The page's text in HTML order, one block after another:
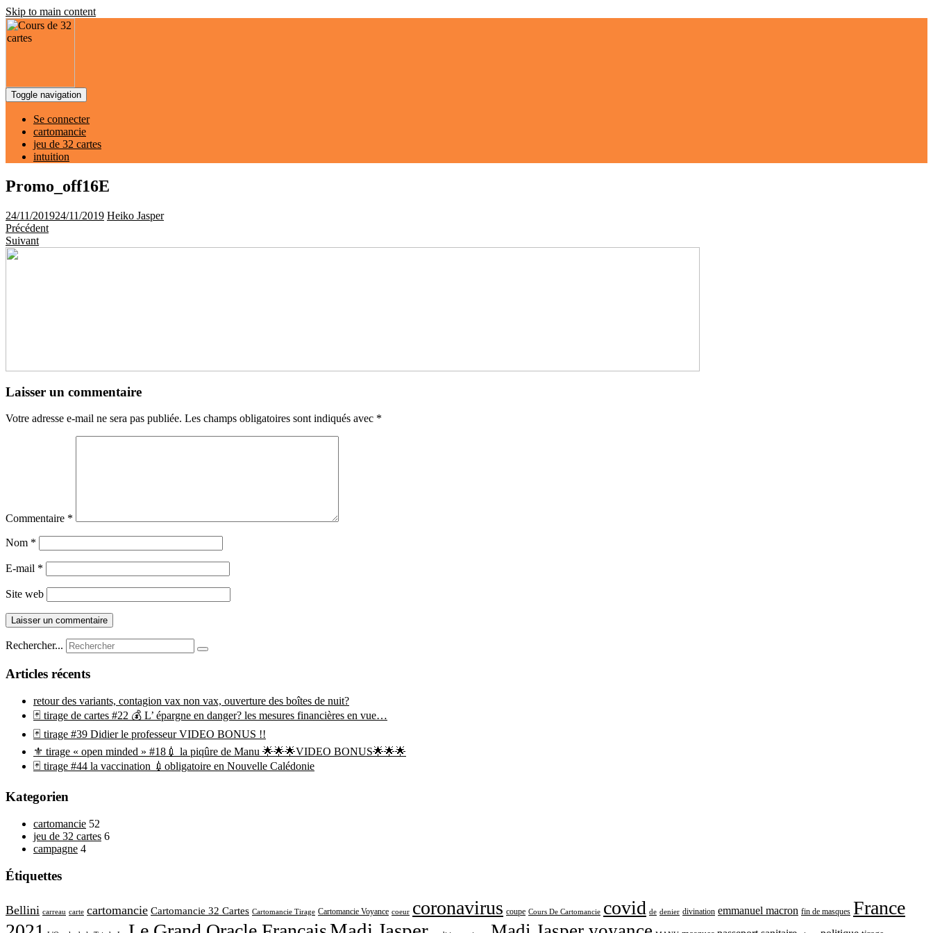
Skip to main content
Toggle navigation
Se connecter
cartomancie
jeu de 32 cartes
intuition
Promo_off16E
24/11/201924/11/2019 Heiko Jasper
Précédent
Suivant
Laisser un commentaire
Votre adresse e-mail ne sera pas publiée. Les champs obligatoires sont indiqués avec *
Commentaire *
Nom *
E-mail *
Site web
Rechercher...
Articles récents
retour des variants, contagion vax non vax, ouverture des boîtes de nuit?
🃏 tirage de cartes #22 💰 L’ épargne en danger? les mesures financières en vue…
🃏 tirage #39 Didier le professeur VIDEO BONUS !!
⚜ tirage « open minded » #18💉 la piqûre de Manu 🌟🌟🌟VIDEO BONUS🌟🌟🌟
🃏 tirage #44 la vaccination 💉obligatoire en Nouvelle Calédonie
Kategorien
cartomancie 52
jeu de 32 cartes 6
campagne 4
Étiquettes
Bellini carreau carte cartomancie Cartomancie 32 Cartes Cartomancie Tirage Cartomancie Voyance coeur coronavirus coupe Cours De Cartomancie covid de denier divination emmanuel macron fin de masques France